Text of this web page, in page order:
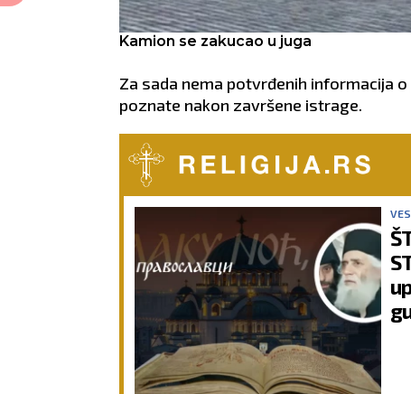
Kamion se zakucao u juga
Za sada nema potvrđenih informacija
poznate nakon završene istrage.